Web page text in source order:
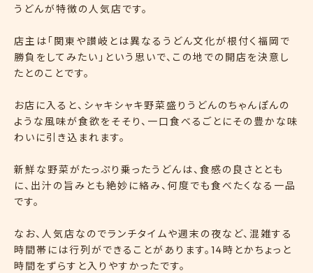
うどんが特徴の人気店です。
店主は「関東や讃岐とは異なるうどん文化が根付く福岡で
勝負をしてみたい」という思いで、この地での開店を決意し
たとのことです。
お店に入ると、シャキシャキ野菜盛りうどんのちゃんぽんの
ような風味が食欲をそそり、一口食べるごとにその豊かな味
わいに引き込まれます。
新鮮な野菜がたっぷり乗ったうどんは、食感の良さととも
に、出汁の旨みとも絶妙に絡み、何度でも食べたくなる一品
です。
なお、人気店なのでランチタイムや週末の夜など、混雑する
時間帯には行列ができることがあります。14時とかちょっと
時間をずらすと入りやすかったです。